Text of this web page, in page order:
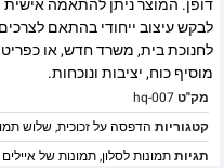
דופן. המוצר ניתן להתאמה אישית
לבקש עיצוב ייחודי בהתאם
לחנוכת בית, משרד חדש, או כפריט
מוסיף כוח, יציבות ונוכחות.
מק"טhq-007
קטגוריות הדפסה על זכוכית,שלוש
תגיותתמונות לסלון,תמונות של איילים